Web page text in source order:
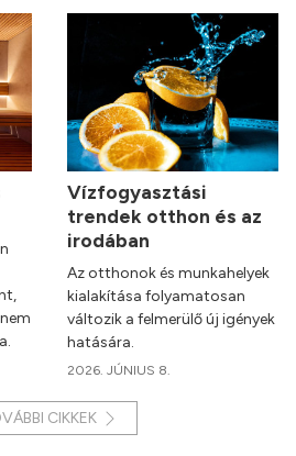
Vízfogyasztási
trendek otthon és az
irodában
Az otthonok és munkahelyek
kialakítása folyamatosan
változik a felmerülő új igények
hatására.
2026. JÚNIUS 8.
CIKKEK